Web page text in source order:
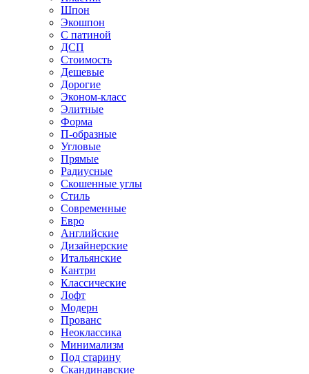
Шпон
Экошпон
С патиной
ДСП
Стоимость
Дешевые
Дорогие
Эконом-класс
Элитные
Форма
П-образные
Угловые
Прямые
Радиусные
Скошенные углы
Стиль
Современные
Евро
Английские
Дизайнерские
Итальянские
Кантри
Классические
Лофт
Модерн
Прованс
Неоклассика
Минимализм
Под старину
Скандинавские